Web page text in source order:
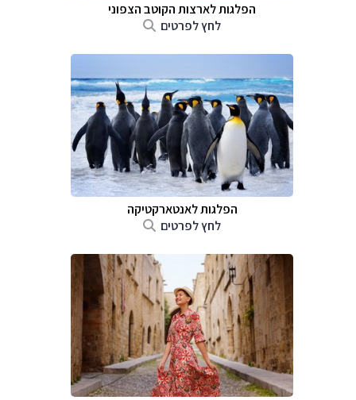
הפלגות לארצות הקוטב הצפוני
לחץ לפרטים
הפלגות לאנטארקטיקה
לחץ לפרטים